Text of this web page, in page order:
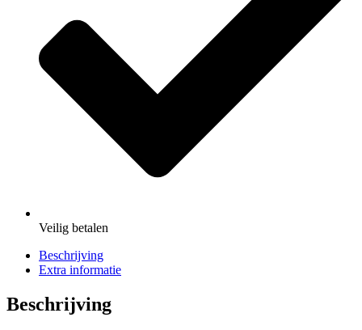
Veilig betalen
Beschrijving
Extra informatie
Beschrijving